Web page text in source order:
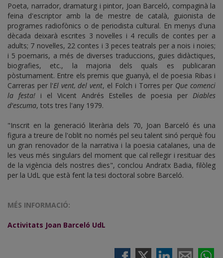
Poeta, narrador, dramaturg i pintor, Joan Barceló, compaginà la
feina d'escriptor amb la de mestre de català, guionista de
programes radiofònics o de periodista cultural. En menys d'una
dècada deixarà escrites 3 novel·les i 4 reculls de contes per a
adults; 7 novel·les, 22 contes i 3 peces teatrals per a nois i noies;
i 5 poemaris, a més de diverses traduccions, guies didàctiques,
biografies, etc., la majoria dels quals es publicaran
pòstumament. Entre els premis que guanyà, el de poesia Ribas i
Carreras per l'El vent, del vent, el Folch i Torres per Que comenci
la festa!i el Vicent Andrés Estelles de poesia perDiables
d'escuma, tots tres l'any 1979.
"Inscrit en la generació literària dels 70, Joan Barceló és una
figura a treure de l'oblit no només pel seu talent sinó perquè fou
un gran renovador de la narrativa i la poesia catalanes, una de
les veus més singulars del moment que cal rellegir i resituar des
de la vigència dels nostres dies", conclou Andratx Badia, filòleg
per la UdL que està fent la tesi doctoral sobre Barceló.
MÉS INFORMACIÓ:
Activitats Joan Barceló UdL